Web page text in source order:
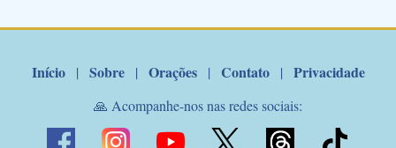
Início | Sobre | Orações | Contato | Privacidade
🙏 Acompanhe-nos nas redes sociais: